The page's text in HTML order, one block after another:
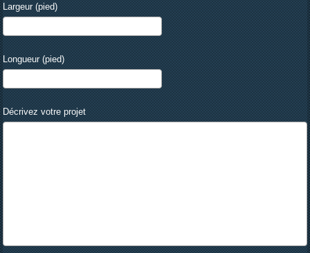
Largeur (pied)
Longueur (pied)
Décrivez votre projet